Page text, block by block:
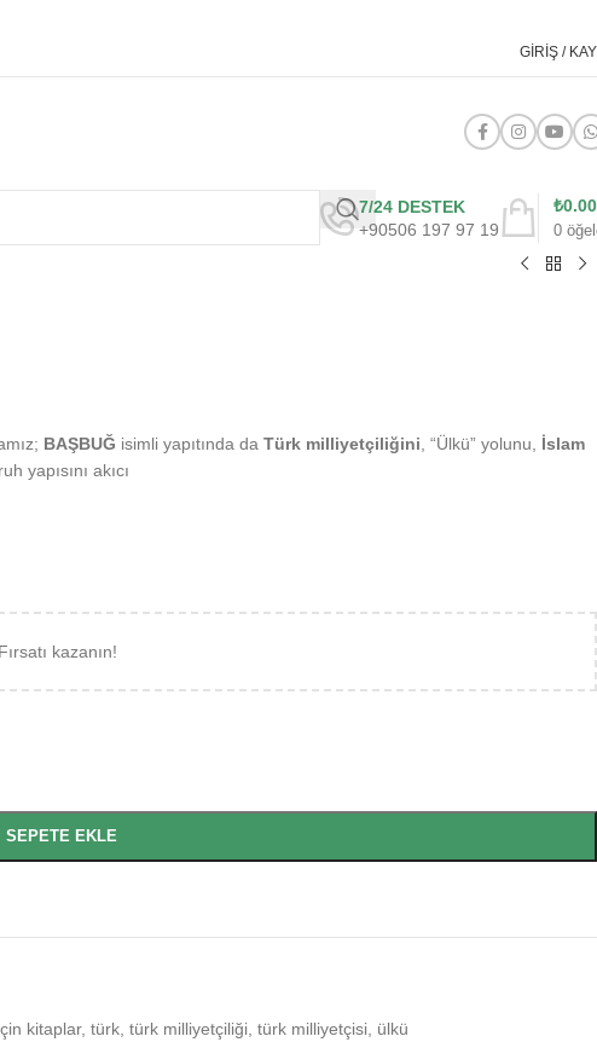
GIRIŞ /
7/24 DESTEK
+90506 197 97 19
0
₺0.00
BAŞBUĞ isimli yapıtında da Türk milliyetçiliğini , “Ülkü” yolunu, İslam
ruh yapısını akıcı
kazanın!
SEPETE EKLE
kitaplar, türk türk milliyetçiliği türk milliyetçisi ülkü